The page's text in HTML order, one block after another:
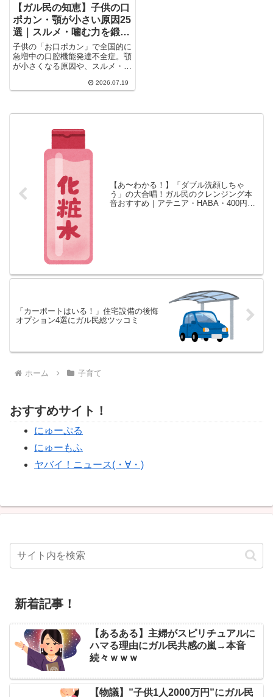
【ガル民の知恵】子供の口
ポカン・顎が小さい原因25
選｜スルメ・噛む力を鍛え
る対策まとめ
子供の「お口ポカン」で全国的に
急増中の口腔機能発達不全症。顎
が小さくなる原因や、スルメ・煮
鍛える対策、歯並び矯正の体験談
してまとめました。ぜひ日々の食
2026.07.19
【あ〜わかる！】「ダブル洗顔しちゃ
う」の大合唱！ガル民のクレンジング本
音おすすめ｜アテニア・HABA・400円の
「カーポートはいる！」住宅設備の後悔
オプション4選にガル民総ツッコミ
ホーム 子育て
おすすめサイト！
にゅーぷる
にゅーもふ
ヤバイ！ニュース(・∀・)
新着記事！
【あるある】主婦がスピリチュアルに
ハマる理由にガル民共感の嵐→本音
続々ｗｗｗ
【物議】”子供1人2000万円”にガル民